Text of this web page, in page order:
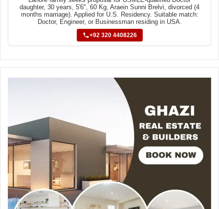
daughter, 30 years, 5'6", 60 Kg, Araein Sunni Brelvi, divorced (4
months marriage). Applied for U.S. Residency. Suitable match:
Doctor, Engineer, or Businessman residing in USA.
+92 320 4408226